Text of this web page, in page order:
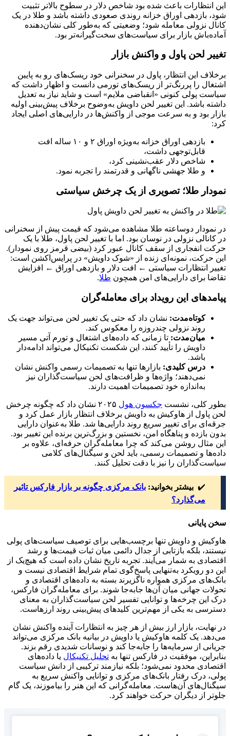
این انتظارات باعث شده بود شاخص دلار در سطوح بالاتر تثبیت
شود، بازدهی اوراق خزانه روندی صعودی داشته باشد و طلا در یک
کانال نزولی معامله شود؛ وضعیتی که به‌طور کلی نشان‌دهنده
آماده‌باش بازار برای سیاست‌های سخت‌گیرانه‌تر بود.
تغییر لحن پاول و واکنش بازار
برخلاف این انتظار، پاول در سخنرانی خود ریسک‌های رو به پایین
اشتغال را پررنگ‌تر از ریسک‌های تورمی دانست و اظهار داشت که
سیاست پولی کنونی «انقباضی ملایم» است و شاید نیاز به تعدیل
داشته باشد. این تغییر لحن داویش به‌وضوح برخلاف پیش‌بینی اولیه
بازار بود و به سرعت موجی از واکنش‌ها در دارایی‌های اصلی ایجاد
کرد:
بازدهی اوراق خزانه به‌ویژه اوراق ۲ و ۱۰ ساله افت
قابل‌توجهی داشت،
شاخص دلار عقب‌نشینی کرد،
و طلا جهشی ناگهانی و قدرتمند را تجربه نمود.
نمودار طلا؛ تصویری از یک چرخش سیاستی
در نمودار دوساعته طلا مشاهده می‌شود که قیمت پیش از سخنرانی
در کانالی نزولی در نوسان بود. اما با تغییر لحن پاول، طلا با یک
حرکت انفجاری از سقف کانال عبور کرد (بیضی قرمز روی نمودار).
این حرکت، نمونه‌ای زنده از «شوک داویش» در پرایس‌اکشن است:
تغییر انتظارات سیاستی ← افت دلار و بازدهی اوراق ← افزایش
تقاضا برای دارایی‌های امن همچون طلا.
پیامدهای این رویداد برای معامله‌گران
کوتاه‌مدت: نشان داد که حتی یک تغییر لحن می‌تواند جهت یک
روند نزولی چندروزه را معکوس کند.
میان‌مدت: تا زمانی که داده‌های اشتغال و تورم آتی مسیر
داویش را تأیید کنند، این شکست تکنیکال می‌تواند ادامه‌دار
باشد.
درس کلیدی: بازارها تنها به تصمیمات رسمی واکنش نشان
نمی‌دهند؛ واژه‌ها و ظرافت‌های لحن سیاست‌گذاران نیز
به‌اندازه خود تصمیمات اهمیت دارند.
بطور کلی، نشست جکسون هول
۲۰۲۵ نشان داد که چگونه چرخش
لحن پاول از هاوکیش به داویش برخلاف انتظار بازار عمل کرد و
جرقه‌ای برای تغییر سریع روند دارایی‌ها شد. طلا به‌عنوان دارایی
بدون بازده و پناهگاه امن، نخستین و بزرگ‌ترین برنده این تغییر بود.
این مثال روشن می‌کند که چرا معامله‌گران حرفه‌ای، علاوه بر
داده‌ها و تصمیمات رسمی، باید لحن و سیگنال‌های کلامی
سیاست‌گذاران را نیز با دقت تحلیل کنند.
✔️ بیشتر بخوانید: بانک مرکزی چگونه بر بازار فارکس تاثیر
می‌گذارد؟
سخن پایانی
هاوکیش و داویش تنها برچسب‌هایی برای توصیف سیاست‌های پولی
نیستند، بلکه بازتابی از جدال دائمی میان ثبات قیمت‌ها و رشد
اقتصادی به شمار می‌آیند. تجربه تاریخ نشان داده است که هیچ‌یک از
این دو رویکرد به‌تنهایی پاسخ‌گوی تمام شرایط اقتصادی نیست و
بانک‌های مرکزی همواره ناگزیرند بسته به داده‌های اقتصادی و
تحولات جهانی میان آن‌ها جابه‌جا شوند. برای معامله‌گران فارکس،
درک این چرخه‌ها و توانایی تفسیر لحن سیاست‌گذاران به معنای
دسترسی به یکی از مهم‌ترین کلیدهای پیش‌بینی روند ارزهاست.
در نهایت، بازار ارز بیش از هر چیز به انتظارات آینده واکنش نشان
می‌دهد. یک کلمه هاوکیش یا داویش در بیانیه بانک مرکزی می‌تواند
جریانی از سرمایه‌ها را جابه‌جا کند و نوسانات شدیدی رقم بزند.
بنابراین، موفقیت در فارکس تنها به تحلیل تکنیکال یا داده‌های
اقتصادی محدود نمی‌شود؛ بلکه نیازمند ترکیبی از دانش سیاست
پولی، درک رفتار بانک‌های مرکزی و توانایی واکنش سریع به
سیگنال‌های آن‌هاست. معامله‌گرانی که این هنر را بیاموزند، یک گام
جلوتر از دیگران حرکت خواهند کرد.